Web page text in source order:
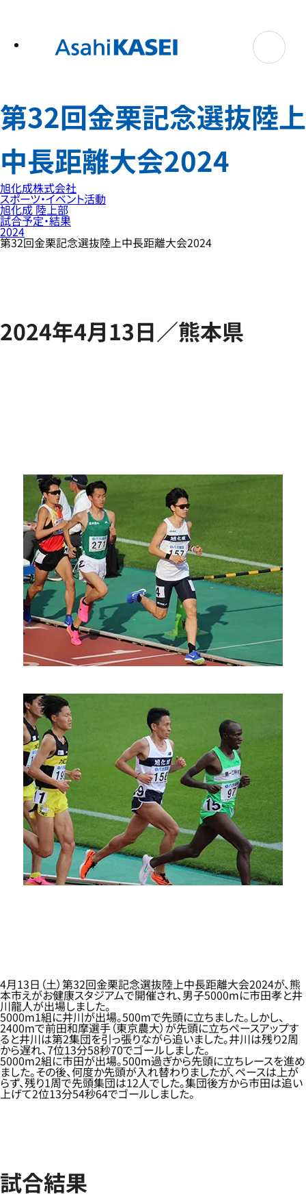
第32回金栗記念選抜陸上
中長距離大会2024
旭化成株式会社
スポーツ・イベント活動
旭化成 陸上部
試合予定・結果
2024
第32回金栗記念選抜陸上中長距離大会2024
2024年4月13日／熊本県
4月13日（土）第32回金栗記念選抜陸上中長距離大会2024が、熊
本市えがお健康スタジアムで開催され、男子5000mに市田孝と井
川龍人が出場しました。
5000m1組に井川が出場。500mで先頭に立ちました。しかし、
2400mで前田和摩選手（東京農大）が先頭に立ちペースアップす
ると井川は第2集団を引っ張りながら追いました。井川は残り2周
から遅れ、7位13分58秒70でゴールしました。
5000m2組に市田が出場。500m過ぎから先頭に立ちレースを進め
ました。その後、何度か先頭が入れ替わりましたが、ペースは上が
らず、残り1周で先頭集団は12人でした。集団後方から市田は追い
上げて2位13分54秒64でゴールしました。
試合結果